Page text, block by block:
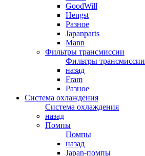
GoodWill
Hengst
Разное
Japanparts
Mann
Фильтры трансмиссии
Фильтры трансмиссии
назад
Fram
Разное
Система охлаждения
Система охлаждения
назад
Помпы
Помпы
назад
Japan-помпы